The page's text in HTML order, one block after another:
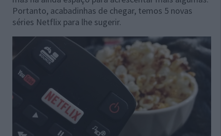
Portanto, acabadinhas de chegar, temos 5 novas
séries Netflix para lhe sugerir.